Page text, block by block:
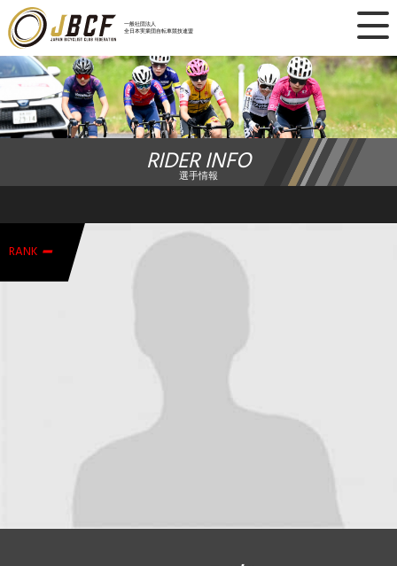
一般社団法人
全日本実業団自転車競技連盟
×
ニュース
レース日程
ランキング
チーム・選手
加盟・登録
エントリー
JBCF ROAD SERIESとは
RIDER INFO
選手情報
RANK -